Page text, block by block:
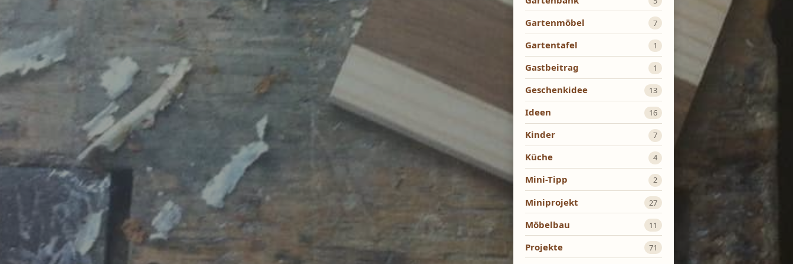
Gartenmöbel 7
Gartentafel 1
Gastbeitrag 1
Geschenkidee 13
Ideen 16
Kinder 7
Küche 4
Mini-Tipp 2
Miniprojekt 27
Möbelbau 11
Projekte 71